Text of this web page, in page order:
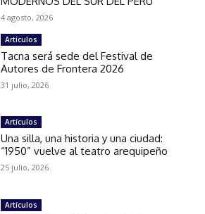
4 agosto, 2026
Artículos
Tacna será sede del Festival de
Autores de Frontera 2026
31 julio, 2026
Artículos
Una silla, una historia y una ciudad:
“1950” vuelve al teatro arequipeño
25 julio, 2026
Artículos